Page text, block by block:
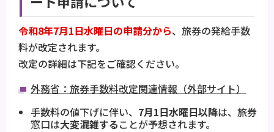
令和8年7月1日水曜日の申請分から、旅券の発給手数
料が改定されます。
改定の詳細は下記をご確認ください。
外務省：旅券手数料改定関連情報（外部サイト）
手数料の値下げに伴い、 7月1日水曜日以降は、旅券
窓口は大変混雑することが予想されます。